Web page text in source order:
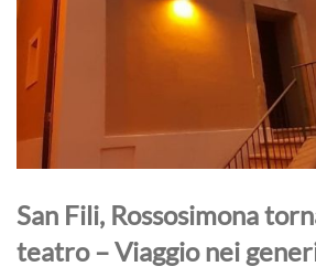
San Fili, Rossosimona
teatro – Viaggio nei